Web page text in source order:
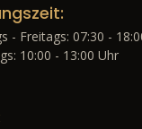
- Freitags: 07:30 -
10:00 - 13:00 Uhr